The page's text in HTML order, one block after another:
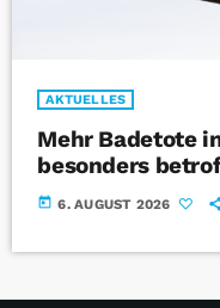
AKTUELLES
Mehr Badetote
besonders
today 6. AUGUST 2026